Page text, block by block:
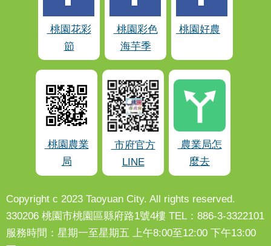
桃園花彩
節
桃園彩色
海芋季
桃園好農
桃園農業
局
市府官方
LINE
農業局怎
麼去
Copyright c 2023 Taoyuan City. All rights reserved.
330206 桃園市桃園區縣府路1號4樓 TEL：886-3-3322101
服務時間：星期一至星期五 上午8:00至12:00 下午13:00